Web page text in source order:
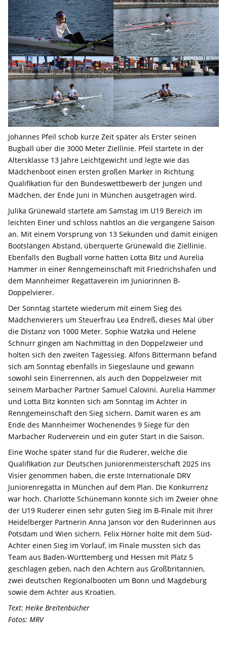
Johannes Pfeil schob kurze Zeit später als Erster seinen
Bugball über die 3000 Meter Ziellinie. Pfeil startete in der
Altersklasse 13 Jahre Leichtgewicht und legte wie das
Mädchenboot einen ersten großen Marker in Richtung
Qualifikation für den Bundeswettbewerb der Jungen und
Mädchen, der Ende Juni in München ausgetragen wird.
Julika Grünewald startete am Samstag im U19 Bereich im
leichten Einer und schloss nahtlos an die vergangene Saison
an. Mit einem Vorsprung von 13 Sekunden und damit einigen
Bootslängen Abstand, überquerte Grünewald die Ziellinie.
Ebenfalls den Bugball vorne hatten Lotta Bitz und Aurelia
Hammer in einer Renngemeinschaft mit Friedrichshafen und
dem Mannheimer Regattaverein im Juniorinnen B-
Doppelvierer.
Der Sonntag startete wiederum mit einem Sieg des
Mädchenvierers um Steuerfrau Lea Endreß, dieses Mal über
die Distanz von 1000 Meter. Sophie Watzka und Helene
Schnurr gingen am Nachmittag in den Doppelzweier und
holten sich den zweiten Tagessieg. Alfons Bittermann befand
sich am Sonntag ebenfalls in Siegeslaune und gewann
sowohl sein Einerrennen, als auch den Doppelzweier mit
seinem Marbacher Partner Samuel Calovini. Aurelia Hammer
und Lotta Bitz konnten sich am Sonntag im Achter in
Renngemeinschaft den Sieg sichern. Damit waren es am
Ende des Mannheimer Wochenendes 9 Siege für den
Marbacher Ruderverein und ein guter Start in die Saison.
Eine Woche später stand für die Ruderer, welche die
Qualifikation zur Deutschen Juniorenmeisterschaft 2025 ins
Visier genommen haben, die erste Internationale DRV
Juniorenregatta in München auf dem Plan. Die Konkurrenz
war hoch. Charlotte Schünemann konnte sich im Zweier ohne
der U19 Ruderer einen sehr guten Sieg im B-Finale mit ihrer
Heidelberger Partnerin Anna Janson vor den Ruderinnen aus
Potsdam und Wien sichern. Felix Hörner holte mit dem Süd-
Achter einen Sieg im Vorlauf, im Finale mussten sich das
Team aus Baden-Württemberg und Hessen mit Platz 5
geschlagen geben, nach den Achtern aus Großbritannien,
zwei deutschen Regionalbooten um Bonn und Magdeburg
sowie dem Achter aus Kroatien.
Text: Heike Breitenbücher
Fotos: MRV